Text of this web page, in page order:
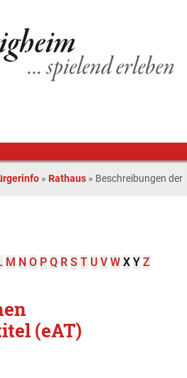
» Rathaus » Beschreibungen der
M N O P Q R S T U V W X Y Z
(eAT)